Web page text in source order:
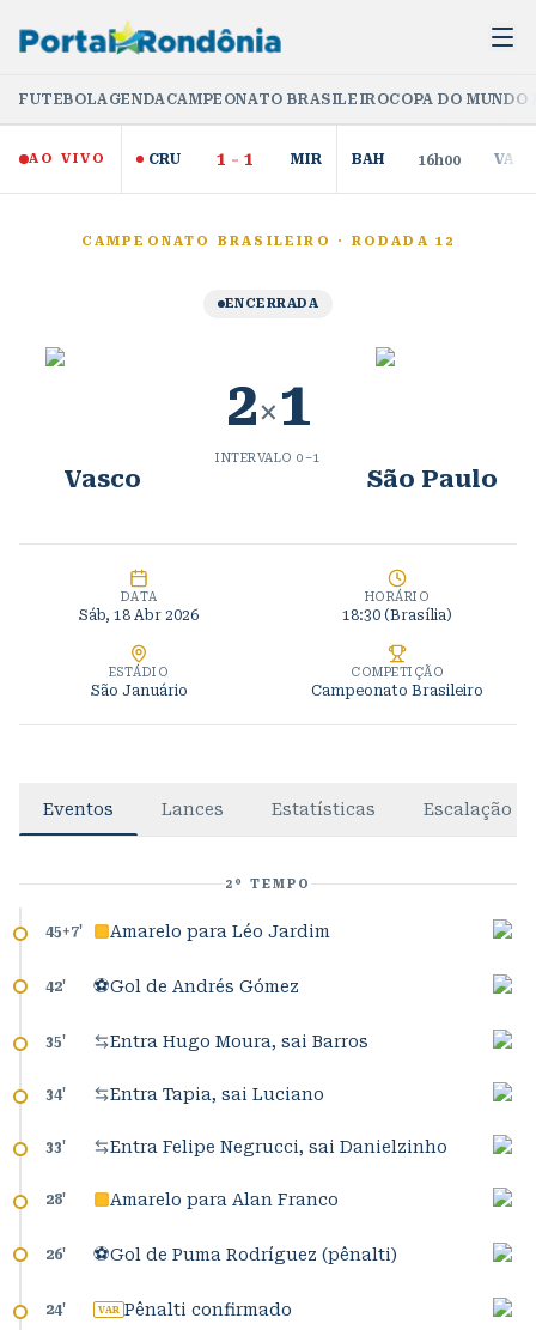
FUTEBOLAGENDACAMPEONATO BRASILEIROCOPA DO
AO VIVO CRU 1 - 1 MIR BAH 16h00 VAS
CAMPEONATO BRASILEIRO · RODADA 12
ENCERRADA
Vasco
2×1
INTERVALO0 –1
São Paulo
DATA
Sáb, 18 Abr 2026
HORÁRIO
18:30 (Brasília)
ESTÁDIO
São Januário
COMPETIÇÃO
Campeonato Brasileiro
Eventos Lances Estatísticas Escalação
2º TEMPO
45+7' Amarelo para Léo Jardim
42' ⚽Gol de Andrés Gómez
35' Entra Hugo Moura, sai Barros
34' Entra Tapia, sai Luciano
33' Entra Felipe Negrucci, sai Danielzinho
28' Amarelo para Alan Franco
26' ⚽Gol de Puma Rodríguez (pênalti)
24' VAR Pênalti confirmado